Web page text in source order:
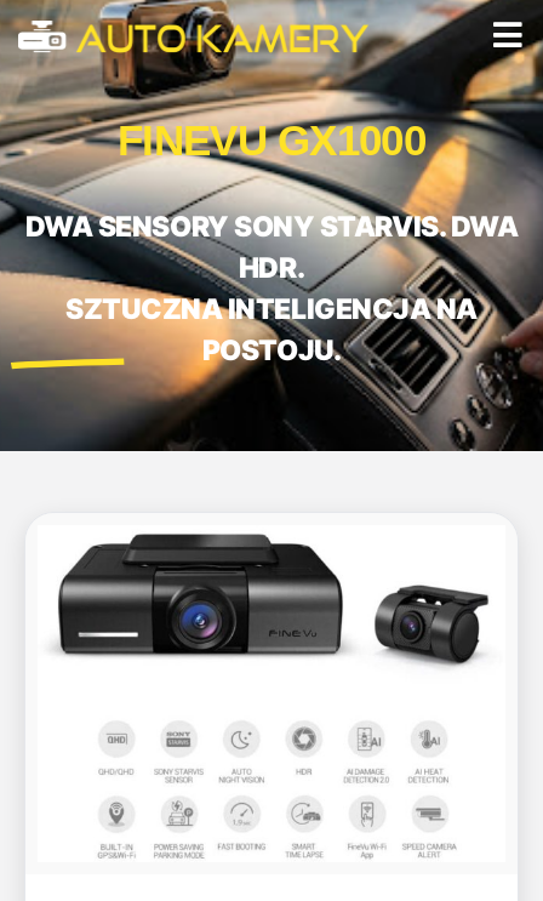
FINEVU GX1000
DWA SENSORY SONY STARVIS. DWA
HDR.
SZTUCZNA INTELIGENCJA NA
POSTOJU.